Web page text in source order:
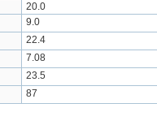
20.0
9.0
22.4
7.08
23.5
87